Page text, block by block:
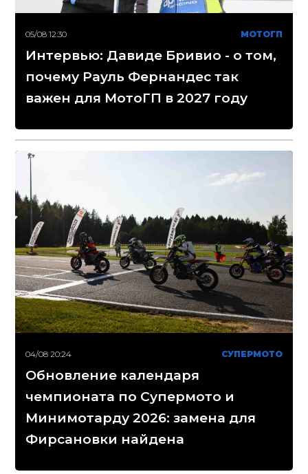
05/08 12:30 МОТОГП
Интервью: Давиде Бривио - о том,
почему Рауль Фернандес так
важен для МотоГП в 2027 году
04/08 20:24 СУПЕРМОТО
Обновление календаря
чемпионата по Супермото и
Минимотарду 2026: замена для
Фирсановки найдена